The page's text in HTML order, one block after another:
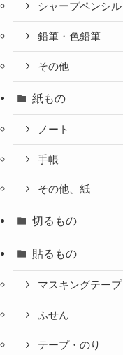
シャープペンシル
鉛筆・色鉛筆
その他
紙もの
ノート
手帳
その他、紙
切るもの
貼るもの
マスキングテープ
ふせん
テープ・のり